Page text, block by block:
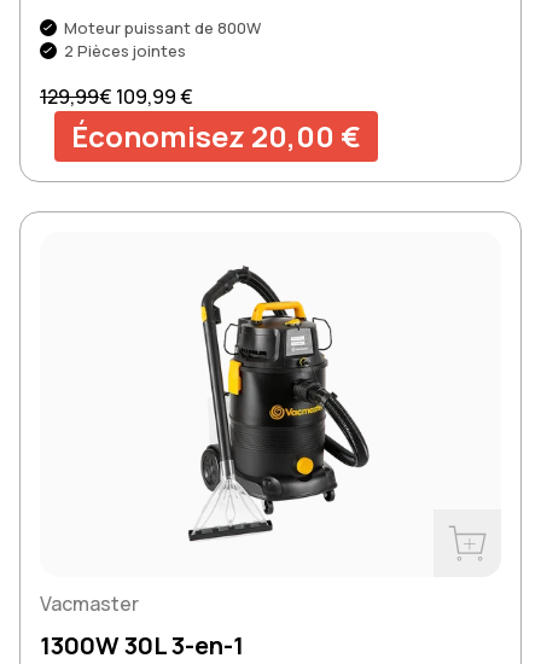
Moteur puissant de 800W
2 Pièces jointes
Prix normal
129,99€ Prix soldé
109,99 €
Économisez 20,00 €
Vacmaster
1300W 30L 3-en-1